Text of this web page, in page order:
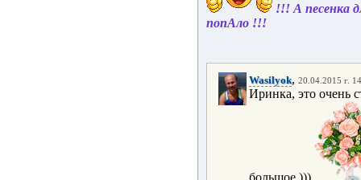
!!! А песенка
попАло !!!
Wasilyok, 20.04.2015 г.
Иринка, это очень
большое )))